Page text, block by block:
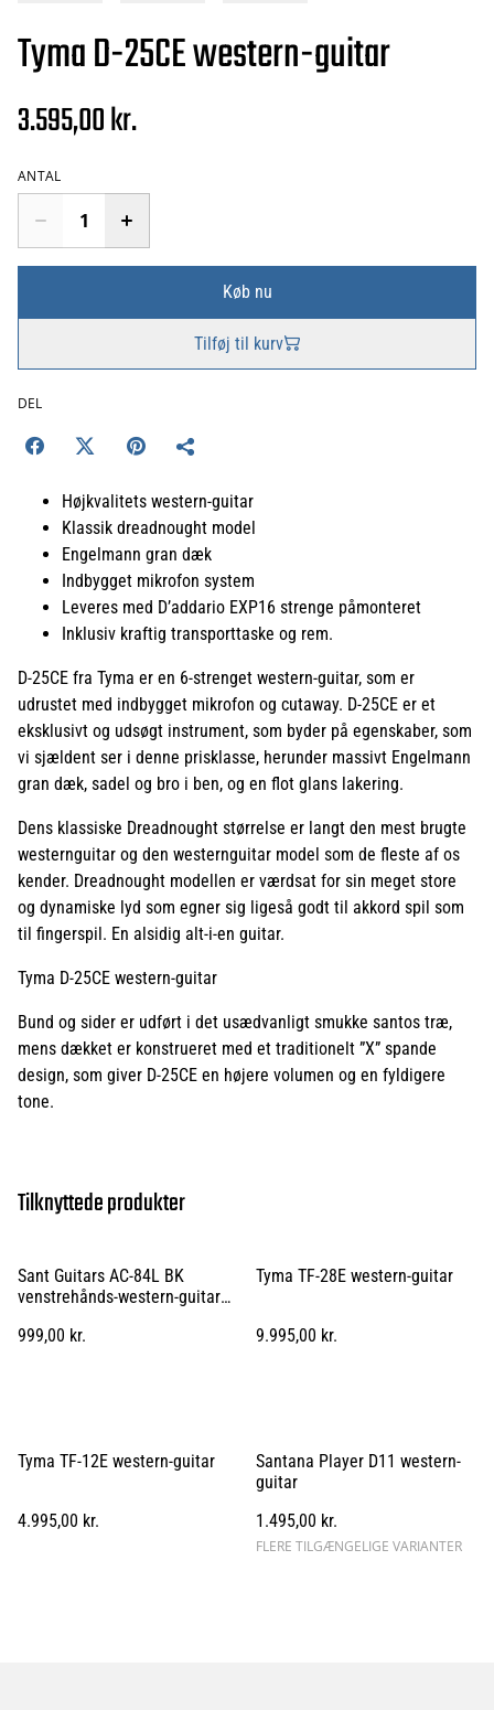
Tyma D-25CE western-guitar
3.595,00 kr.
ANTAL
Køb nu
Tilføj til kurv
DEL
Højkvalitets western-guitar
Klassik dreadnought model
Engelmann gran dæk
Indbygget mikrofon system
Leveres med D’addario EXP16 strenge påmonteret
Inklusiv kraftig transporttaske og rem.
D-25CE fra Tyma er en 6-strenget western-guitar, som er
udrustet med indbygget mikrofon og cutaway. D-25CE er et
eksklusivt og udsøgt instrument, som byder på egenskaber, som
vi sjældent ser i denne prisklasse, herunder massivt Engelmann
gran dæk, sadel og bro i ben, og en flot glans lakering.
Dens klassiske Dreadnought størrelse er langt den mest brugte
westernguitar og den westernguitar model som de fleste af os
kender. Dreadnought modellen er værdsat for sin meget store
og dynamiske lyd som egner sig ligeså godt til akkord spil som
til fingerspil. En alsidig alt-i-en guitar.
Tyma D-25CE western-guitar
Bund og sider er udført i det usædvanligt smukke santos træ,
mens dækket er konstrueret med et traditionelt ”X” spande
design, som giver D-25CE en højere volumen og en fyldigere
tone.
Tilknyttede produkter
Sant Guitars AC-84L BK
venstrehånds-western-guitar
999,00 kr.
Tyma TF-28E western-guitar
9.995,00 kr.
Tyma TF-12E western-guitar
4.995,00 kr.
Santana Player D11 western-
guitar
1.495,00 kr.
FLERE TILGÆNGELIGE VARIANTER